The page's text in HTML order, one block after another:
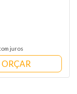
juros
ORÇAR